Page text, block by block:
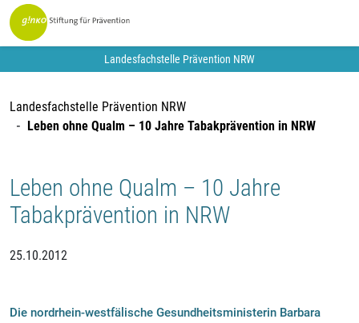
Landesfachstelle Prävention NRW
Landesfachstelle Prävention NRW
Leben ohne Qualm – 10 Jahre Tabakprävention in NRW
Leben ohne Qualm – 10 Jahre
Tabakprävention in NRW
25.10.2012
Die nordrhein-westfälische Gesundheitsministerin Barbara